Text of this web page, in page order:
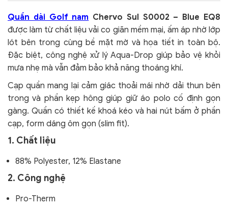
Quần dài Golf nam Chervo Sul S0002 – Blue EQ8
được làm từ chất liệu vải co giãn mềm mại, ấm áp nhờ lớp
lót bên trong cùng bề mặt mờ và họa tiết in toàn bộ.
Đặc biệt, công nghệ xử lý Aqua-Drop giúp bảo vệ khỏi
mưa nhẹ mà vẫn đảm bảo khả năng thoáng khí.
Cạp quần mang lại cảm giác thoải mái nhờ dải thun bên
trong và phần kẹp hông giúp giữ áo polo cố định gọn
gàng. Quần có thiết kế khoá kéo và hai nút bấm ở phần
cạp, form dáng ôm gọn (slim fit).
1. Chất liệu
88% Polyester, 12% Elastane
2. Công nghệ
Pro-Therm